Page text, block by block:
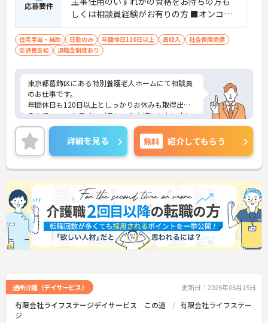
応募要件
しくは相談員経験がお有りの方 ■オンコー
ル対応が可能な方 ■普通自動車免許（必
須）
住宅手当・補助 日勤のみ 年間休日110日以上 高収入
社会保険完備
交通費支給
退職金制度あり
東京都葛飾区にある特別養護老人ホームにて相談員
のお仕事です。
年間休日も120日以上としっかりお休みも取得出来
るので、ワークライフバランスを大切にしたい方に
オススメです◎
ご興味ある方には、面接対策ポイントなど、さらに
詳細をお話しいたしますのでお気軽にご相談くださ
い。
詳細を見る 無料 紹介してもらう
通所介護（デイサービス） 更新日：2026年06月15日
有限会社ライフステージデイサービス この道
有限会社ライフステー
ジ